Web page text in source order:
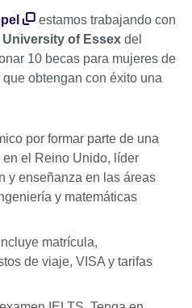
estamos trabajando con
of Essex del
10 becas para mujeres de
obtengan con éxito una
por formar parte de una
el Reino Unido, líder
y enseñanza en las áreas
y matemáticas
matrícula,
de viaje, VISA y tarifas